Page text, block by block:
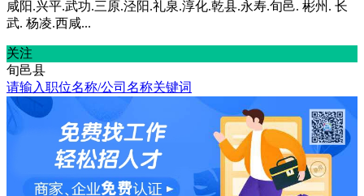
咸阳.兴平.武功.三原.泾阳.礼泉.淳化.乾县.永寿.旬邑. 彬州. 长
武. 杨凌.西咸...
关注
旬邑县
请输入职位名称/公司名称关键词